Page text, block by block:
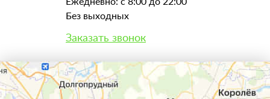
Без выходных
Заказать звонок